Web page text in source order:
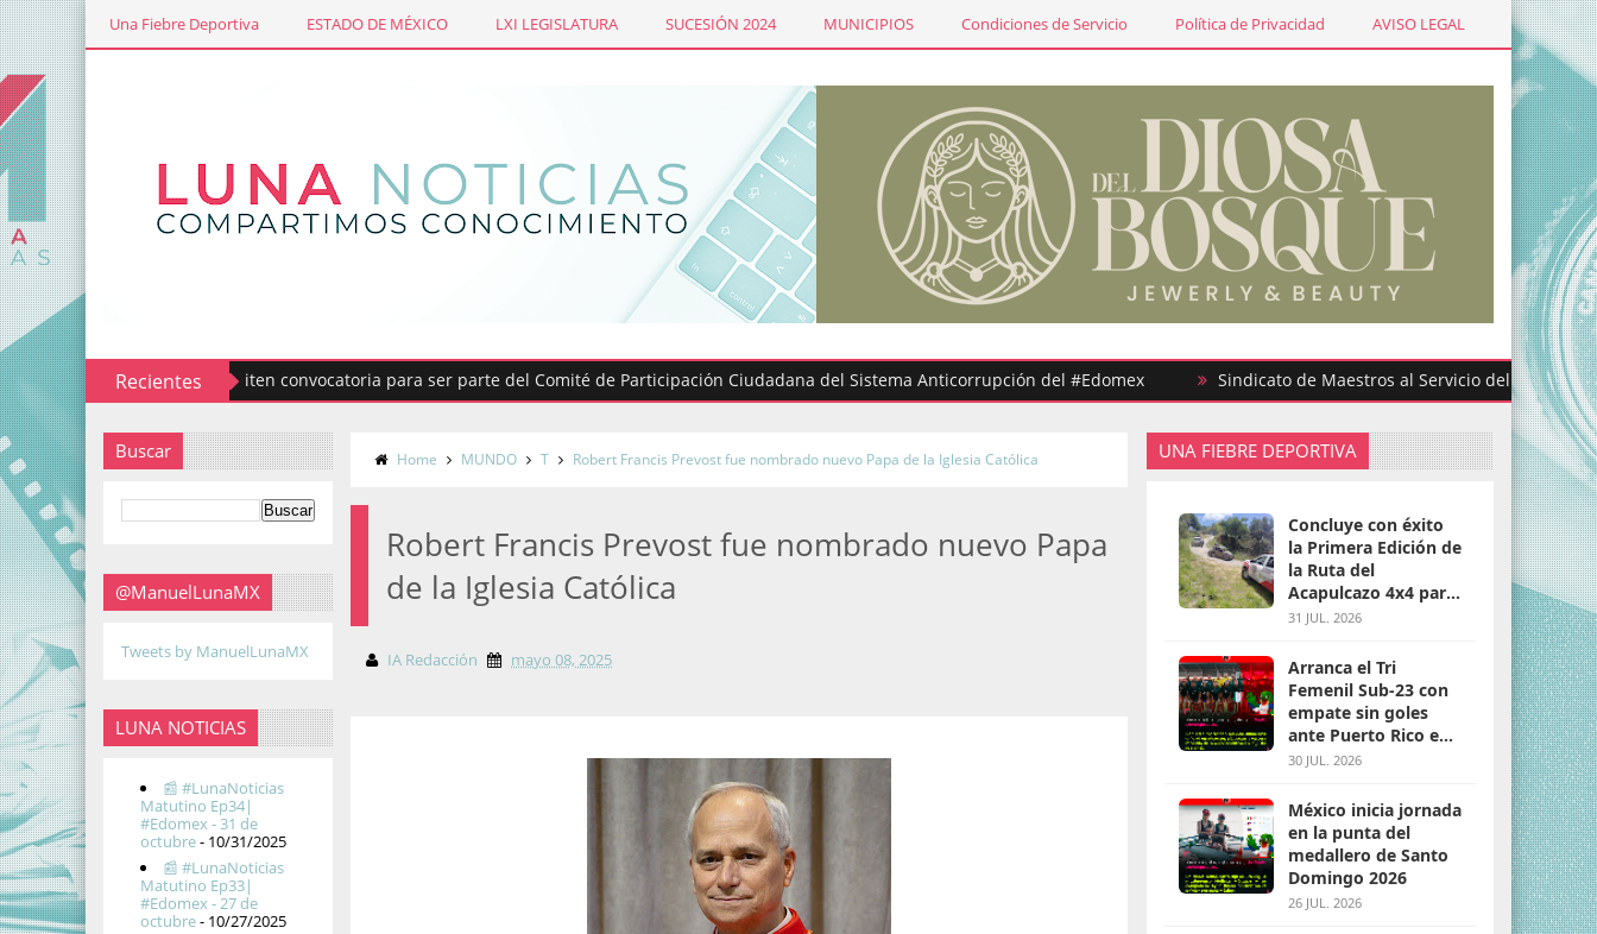
Una Fiebre Deportiva ESTADO DE MÉXICO LXI LEGISLATURA SUCESIÓN 2024 MUNICIPIOS Condiciones de Servicio Política de Privacidad AVISO LEGAL
RecientesEmiten convocatoria para ser parte del Comité de Participación Ciudadana del Sistema Anticorrupción del #Edomex Sindicato de Maestros al Servicio del Estado de
Buscar
@ManuelLunaMX
Tweets by ManuelLunaMX
LUNA NOTICIAS
📰 #LunaNoticias
Matutino Ep34|
#Edomex - 31 de
octubre- 10/31/2025
📰 #LunaNoticias
Matutino Ep33|
#Edomex - 27 de
octubre- 10/27/2025
Home MUNDO T Robert Francis Prevost fue nombrado nuevo Papa de la Iglesia Católica
Robert Francis Prevost fue nombrado nuevo Papa
de la Iglesia Católica
IA Redacción mayo 08, 2025
UNA FIEBRE DEPORTIVA
Concluye con éxito
la Primera Edición de
la Ruta del
Acapulcazo 4x4 para
parejas
31 JUL. 2026
Arranca el Tri
Femenil Sub-23 con
empate sin goles
ante Puerto Rico en
Santo Domingo 2026
30 JUL. 2026
México inicia jornada
en la punta del
medallero de Santo
Domingo 2026
26 JUL. 2026